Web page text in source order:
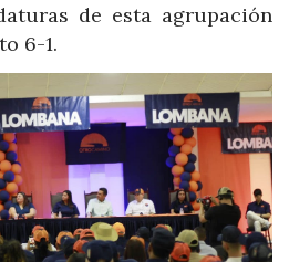
de esta agrupación
6-1.